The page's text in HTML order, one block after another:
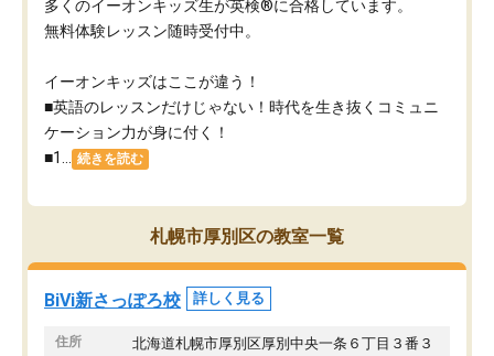
多くのイーオンキッズ生が英検®に合格しています。
無料体験レッスン随時受付中。
イーオンキッズはここが違う！
■英語のレッスンだけじゃない！時代を生き抜くコミュニ
ケーション力が身に付く！
■1...
続きを読む
札幌市厚別区の教室一覧
BiVi新さっぽろ校 詳しく見る
住所
北海道札幌市厚別区厚別中央一条６丁目３番３